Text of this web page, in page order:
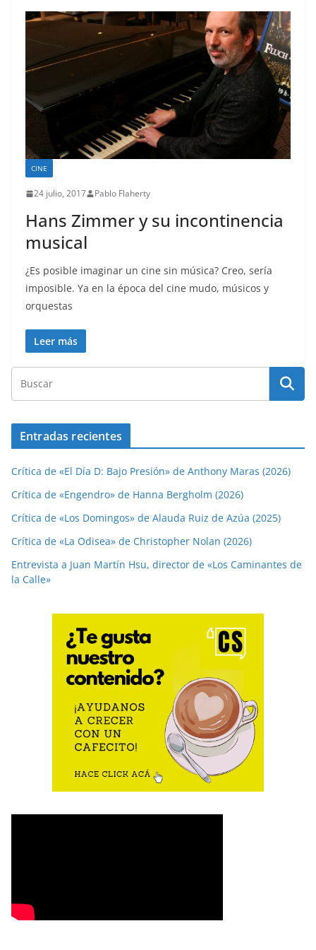
CINE
24 julio, 2017 Pablo Flaherty
Hans Zimmer y su incontinencia
musical
¿Es posible imaginar un cine sin música? Creo, sería
imposible. Ya en la época del cine mudo, músicos y
orquestas
Leer más
Entradas recientes
Crítica de «El Día D: Bajo Presión» de Anthony Maras (2026)
Crítica de «Engendro» de Hanna Bergholm (2026)
Crítica de «Los Domingos» de Alauda Ruiz de Azúa (2025)
Crítica de «La Odisea» de Christopher Nolan (2026)
Entrevista a Juan Martín Hsu, director de «Los Caminantes de
la Calle»